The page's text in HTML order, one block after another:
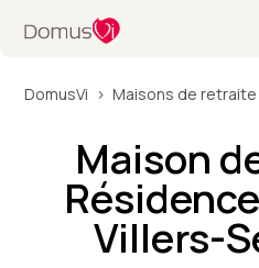
DomusVi Maisons de retraite
Maison
Villers-